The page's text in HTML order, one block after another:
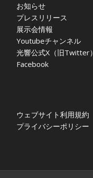
お知らせ
プレスリリース
展示会情報
Youtubeチャンネル
光響公式X（旧Twitter）
Facebook
ウェブサイト利用規約
プライバシーポリシー